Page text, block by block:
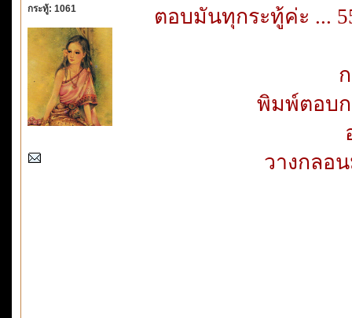
กระทู้: 1061
ตอบมันทุกระทู้ค่ะ ...
พิมพ์ตอบก
วางกลอ